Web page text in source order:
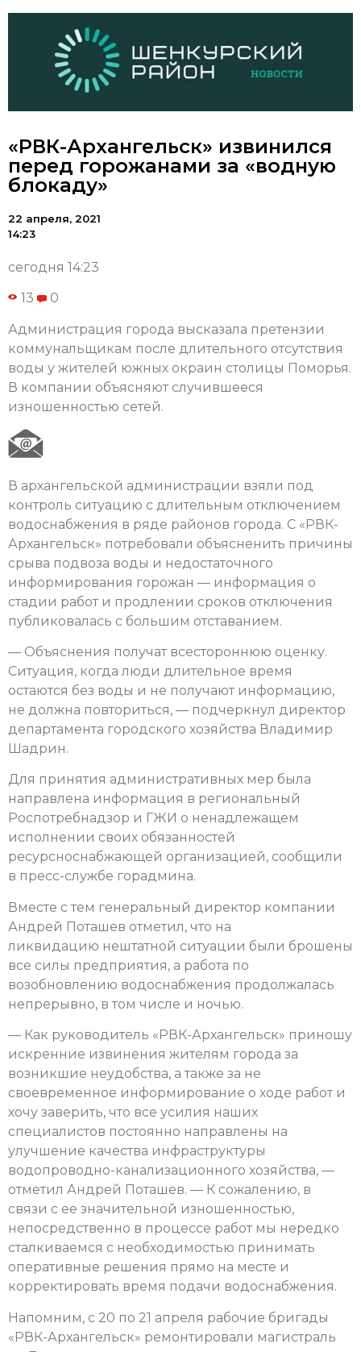
«РВК-Архангельск» извинился
перед горожанами за «водную
блокаду»
22 апреля, 2021
14:23
сегодня 14:23
13 0
Администрация города высказала претензии
коммунальщикам после длительного отсутствия
воды у жителей южных окраин столицы Поморья.
В компании объясняют случившееся
изношенностью сетей.
В архангельской администрации взяли под
контроль ситуацию с длительным отключением
водоснабжения в ряде районов города. С «РВК-
Архангельск» потребовали объясненить причины
срыва подвоза воды и недостаточного
информирования горожан — информация о
стадии работ и продлении сроков отключения
публиковалась с большим отставанием.
— Объяснения получат всестороннюю оценку.
Ситуация, когда люди длительное время
остаются без воды и не получают информацию,
не должна повториться, — подчеркнул директор
департамента городского хозяйства Владимир
Шадрин.
Для принятия административных мер была
направлена информация в региональный
Роспотребнадзор и ГЖИ о ненадлежащем
исполнении своих обязанностей
ресурсноснабжающей организацией, сообщили
в пресс-службе горадмина.
Вместе с тем генеральный директор компании
Андрей Поташев отметил, что на
ликвидацию нештатной ситуации были брошены
все силы предприятия, а работа по
возобновлению водоснабжения продолжалась
непрерывно, в том числе и ночью.
— Как руководитель «РВК-Архангельск» приношу
искренние извинения жителям города за
возникшие неудобства, а также за не
своевременное информирование о ходе работ и
хочу заверить, что все усилия наших
специалистов постоянно направлены на
улучшение качества инфраструктуры
водопроводно-канализационного хозяйства, —
отметил Андрей Поташев. — К сожалению, в
связи с ее значительной изношенностью,
непосредственно в процессе работ мы нередко
сталкиваемся с необходимостью принимать
оперативные решения прямо на месте и
корректировать время подачи водоснабжения.
Напомним, с 20 по 21 апреля рабочие бригады
«РВК-Архангельск» ремонтировали магистраль